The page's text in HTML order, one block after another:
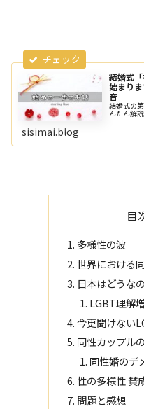
結婚式
始まります！
音
結婚式の
んたん解
sisimai.blog
目
多様性の波
世界における
日本はどうな
LGBT理解
今更聞けない
同性カップル
同性婚のデ
性
問題と感想